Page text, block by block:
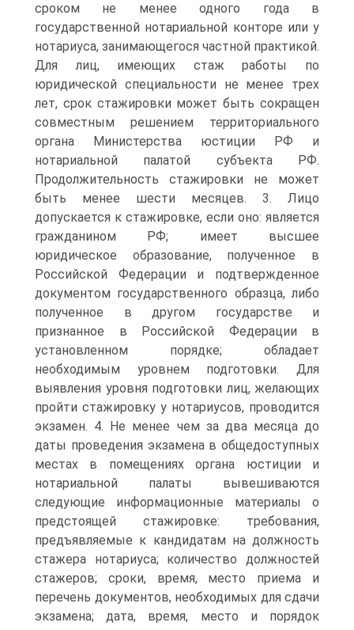
сроком не менее одного года в
государственной нотариальной конторе или у
нотариуса, занимающегося частной практикой.
Для лиц, имеющих стаж работы по
юридической специальности не менее трех
лет, срок стажировки может быть сокращен
совместным решением территориального
органа Министерства юстиции РФ и
нотариальной палатой субъекта РФ.
Продолжительность стажировки не может
быть менее шести месяцев. 3. Лицо
допускается к стажировке, если оно: является
гражданином РФ; имеет высшее
юридическое образование, полученное в
Российской Федерации и подтвержденное
документом государственного образца, либо
полученное в другом государстве и
признанное в Российской Федерации в
установленном порядке; обладает
необходимым уровнем подготовки. Для
выявления уровня подготовки лиц, желающих
пройти стажировку у нотариусов, проводится
экзамен. 4. Не менее чем за два месяца до
даты проведения экзамена в общедоступных
местах в помещениях органа юстиции и
нотариальной палаты вывешиваются
следующие информационные материалы о
предстоящей стажировке: требования,
предъявляемые к кандидатам на должность
стажера нотариуса; количество должностей
стажеров; сроки, время, место приема и
перечень документов, необходимых для сдачи
экзамена; дата, время, место и порядок